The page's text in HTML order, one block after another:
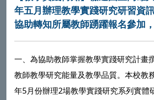
年五月辦理教學實踐研究研習資
協助轉知所屬教師踴躍報名參加，
一、為協助教師掌握教學實踐研究計畫
教師教學研究能量及教學品質。本校教
年5月份辦理2場教學實踐研究系列實體